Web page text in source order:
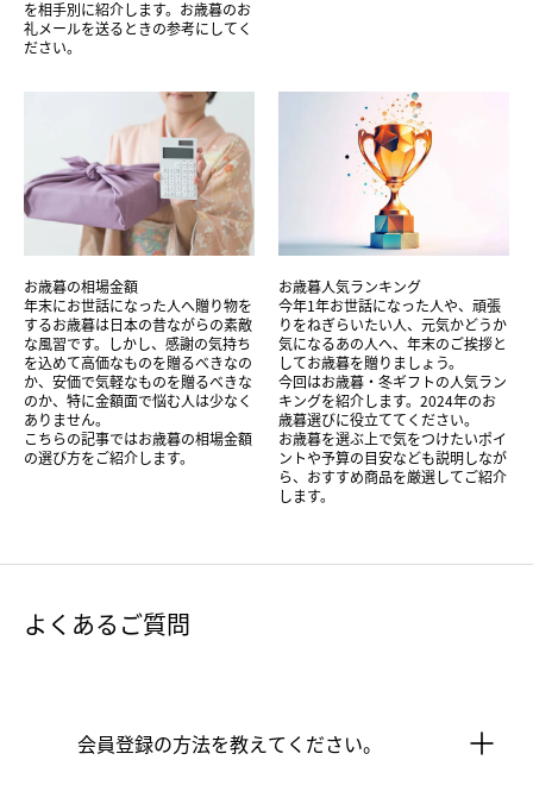
を相手別に紹介します。お歳暮のお
礼メールを送るときの参考にしてく
ださい。
お歳暮の相場金額
年末にお世話になった人へ贈り物を
するお歳暮は日本の昔ながらの素敵
な風習です。しかし、感謝の気持ち
を込めて高価なものを贈るべきなの
か、安価で気軽なものを贈るべきな
のか、特に金額面で悩む人は少なく
ありません。
こちらの記事ではお歳暮の相場金額
の選び方をご紹介します。
お歳暮人気ランキング
今年1年お世話になった人や、頑張
りをねぎらいたい人、元気かどうか
気になるあの人へ、年末のご挨拶と
してお歳暮を贈りましょう。
今回はお歳暮・冬ギフトの人気ラン
キングを紹介します。2024年のお
歳暮選びに役立ててください。
お歳暮を選ぶ上で気をつけたいポイ
ントや予算の目安なども説明しなが
ら、おすすめ商品を厳選してご紹介
します。
よくあるご質問
会員登録の方法を教えてください。